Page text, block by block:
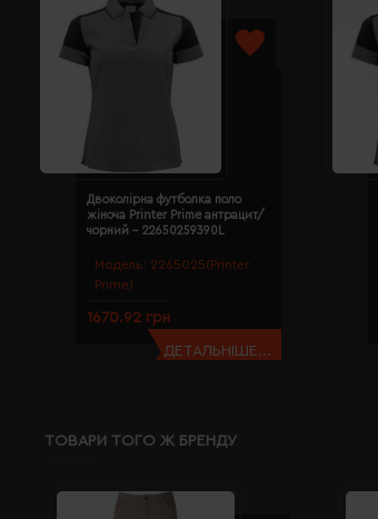
Модель: 2265025(Printer
Prime)
Двоколірна футболка поло
жіноча Printer Prime антрацит/
чорний - 22650259390L
1670.92 грн
ДЕТАЛЬНІШЕ...
ТОВАРИ ТОГО Ж БРЕНДУ